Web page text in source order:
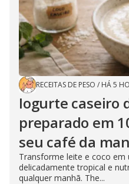
RECEITAS DE PESO / HÁ 5
Iogurte caseiro
preparado em
seu café da
Transforme leite e coco
delicadamente tropical e
qualquer manhã. The...